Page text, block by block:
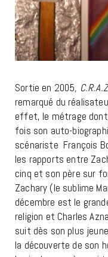
Sortie en 2005,
remarqué du
effet, le métrage
fois son auto-
scénariste François
les rapports entre
cinq et son père sur
Zachary (le sublime
décembre est le
religion et Charles
suit dès son plus
la découverte de son